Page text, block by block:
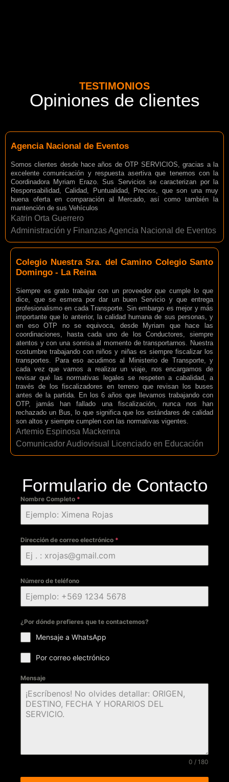
TESTIMONIOS
Opiniones de clientes
Agencia Nacional de Eventos
Somos clientes desde hace años de OTP SERVICIOS, gracias a la
excelente comunicación y respuesta asertiva que tenemos con la
Coordinadora Myriam Erazo. Sus Servicios se caracterizan por la
Responsabilidad, Calidad, Puntualidad, Precios, que son una muy
buena oferta en comparación al Mercado, así como también la
mantención de sus Vehículos
Katrin Orta Guerrero
Administración y Finanzas Agencia Nacional de Eventos
Colegio Nuestra Sra. del Camino Colegio Santo
Domingo - La Reina
Siempre es grato trabajar con un proveedor que cumple lo que
dice, que se esmera por dar un buen Servicio y que entrega
profesionalismo en cada Transporte. Sin embargo es mejor y más
importante que lo anterior, la calidad humana de sus personas, y
en eso OTP no se equivoca, desde Myriam que hace las
coordinaciones, hasta cada uno de los Conductores, siempre
atentos y con una sonrisa al momento de transportarnos. Nuestra
costumbre trabajando con niños y niñas es siempre fiscalizar los
transportes. Para eso acudimos al Ministerio de Transporte, y
cada vez que vamos a realizar un viaje, nos encargamos de
revisar qué las normativas legales se respeten a cabalidad, a
través de los fiscalizadores en terreno que revisan los buses
antes de la partida. En los 6 años que llevamos trabajando con
OTP, jamás han fallado una fiscalización, nunca nos han
rechazado un Bus, lo que significa que los estándares de calidad
son altos y siempre cumplen con las normativas vigentes.
Artemio Espinosa Mackenna
Comunicador Audiovisual Licenciado en Educación
Formulario de Contacto
Nombre Completo *
Dirección de correo electrónico *
Número de teléfono
¿Por dónde prefieres que te contactemos?
Mensaje a WhatsApp
Por correo electrónico
Mensaje
0 / 180